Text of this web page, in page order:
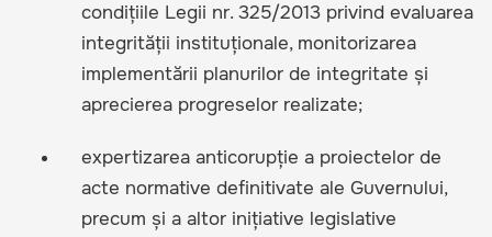
condițiile Legii nr. 325/2013 privind evaluarea
integrității instituționale, monitorizarea
implementării planurilor de integritate și
aprecierea progreselor realizate;
expertizarea anticorupție a proiectelor de
acte normative definitivate ale Guvernului,
precum și a altor inițiative legislative